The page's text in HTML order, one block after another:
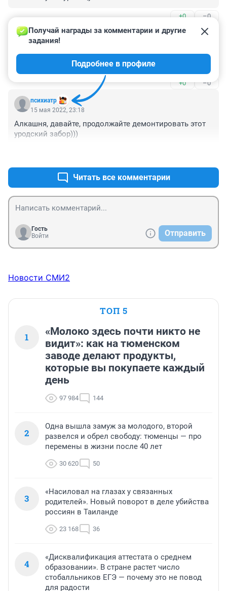
+0 –0
Гость
16 мая 2022, 07:05
Там же под мостом стоял микроавтобус с оторваным
передним левым колесом, он тоже пострадал
+0 –0
психиатр
Получай награды за комментарии и другие
задания!
Подробнее в профиле
15 мая 2022, 23:18
Алкашня, давайте, продолжайте демонтировать этот
уродский забор)))
Читать все комментарии
Гость
Войти
Отправить
Новости СМИ2
ТОП 5
1
«Молоко здесь почти никто не
видит»: как на тюменском
заводе делают продукты,
которые вы покупаете каждый
день
97 984 144
2
Одна вышла замуж за молодого, второй
развелся и обрел свободу: тюменцы — про
перемены в жизни после 40 лет
30 620 50
3
«Насиловал на глазах у связанных
родителей». Новый поворот в деле убийства
россиян в Таиланде
23 168 36
4
«Дисквалификация аттестата о среднем
образовании». В стране растет число
стобалльников ЕГЭ — почему это не повод
для радости